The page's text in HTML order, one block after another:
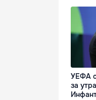
УЕФА
за